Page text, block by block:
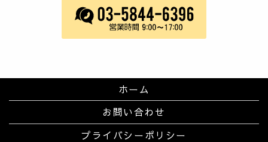
ホーム
お問い合わせ
プライバシーポリシー